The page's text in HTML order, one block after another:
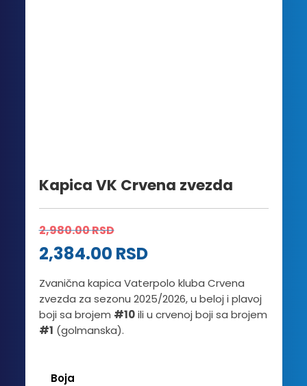
Kapica VK Crvena zvezda
2,980.00RSD
2,384.00 RSD
Zvanična kapica Vaterpolo kluba Crvena
zvezda za sezonu 2025/2026, u beloj i plavoj
boji sa brojem #10ili u crvenoj boji sa brojem
#1 (golmanska).
Boja